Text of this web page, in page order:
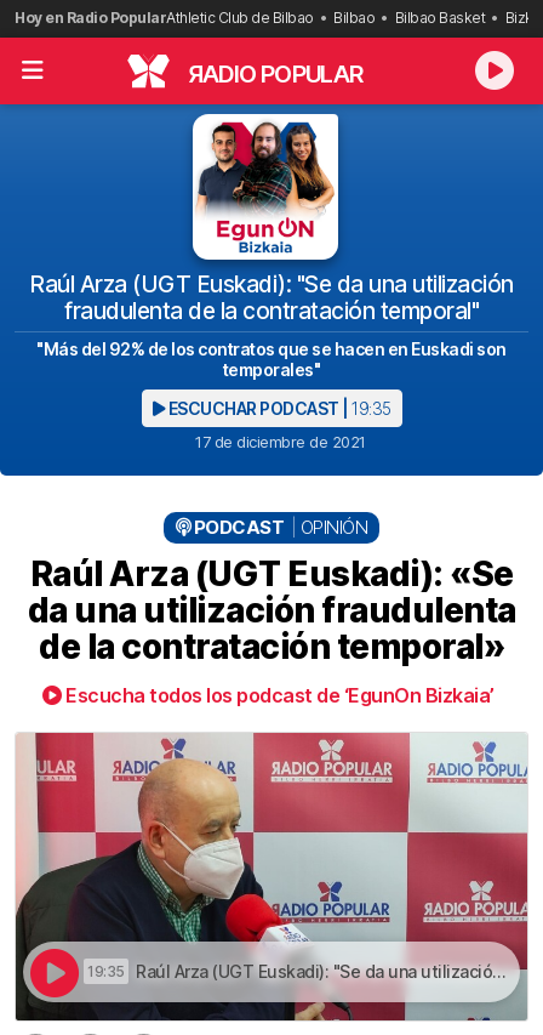
Saltar
al
contenido
Hoy en Radio PopularAthletic Club de Bilbao Bilbao Bilbao Basket
RADIO POPULAR
Raúl Arza (UGT Euskadi): "Se da una utilización
fraudulenta de la contratación temporal"
"Más del 92% de los contratos que se hacen en Euskadi son
temporales"
ESCUCHAR PODCAST | 19:35
17 de diciembre de 2021
PODCAST OPINIÓN
Raúl Arza (UGT Euskadi): «Se
da una utilización fraudulenta
de la contratación temporal»
Escucha todos los podcast de ‘EgunOn Bizkaia’
19:35 Raúl Arza (UGT Euskadi): "Se da una utilización fraudulenta de la contratación temporal" | Raúl Arza (UGT Euskadi): «Se da una utilización fraudulenta de la contratación temporal»